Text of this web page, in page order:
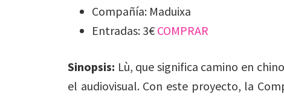
Compañía: Maduixa
Entradas: 3€ COMPRAR
Sinopsis: Lù, que significa camino en
el audiovisual. Con este proyecto, la